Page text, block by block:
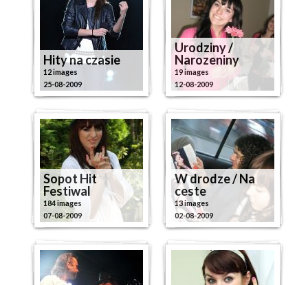
Hity na czasie
12 images
25-08-2009
Urodziny /
Narozeniny
19 images
12-08-2009
Sopot Hit
Festiwal
184 images
07-08-2009
W drodze / Na
ceste
13 images
02-08-2009